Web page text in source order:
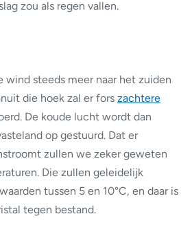
zou als regen vallen.
wind steeds meer naar het zuiden
die hoek zal er fors zachtere
De koude lucht wordt dan
op gestuurd. Dat er
zullen we zeker geweten
Die zullen geleidelijk
tussen 5 en 10°C, en daar is
tegen bestand.